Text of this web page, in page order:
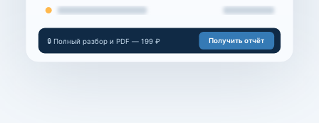
🔒 Полный разбор и PDF — 199 ₽ Получить отчёт